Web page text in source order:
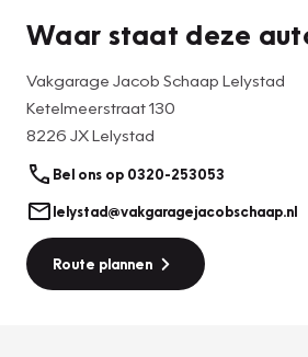
Waar staat deze
Vakgarage Jacob Schaap Lelystad
Ketelmeerstraat 130
8226 JX Lelystad
Bel ons op 0320-253053
lelystad@vakgaragejacobschaap.nl
Route plannen